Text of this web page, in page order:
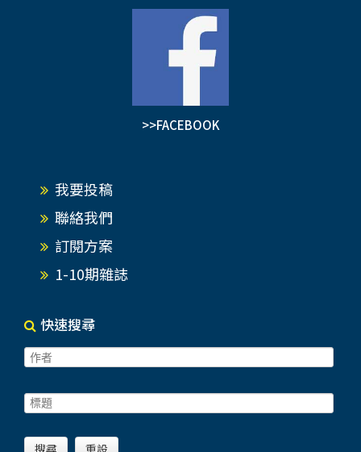
>>FACEBOOK
我要投稿
聯絡我們
訂閱方案
1-10期雜誌
快速搜尋